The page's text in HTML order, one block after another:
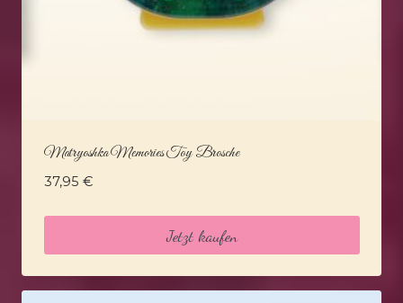
Matryoshka Memories Toy Brosche
37,95 €
Jetzt kaufen